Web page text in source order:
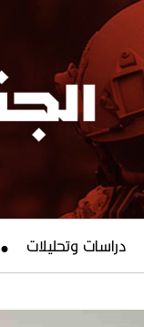
دراسات وتحليلات